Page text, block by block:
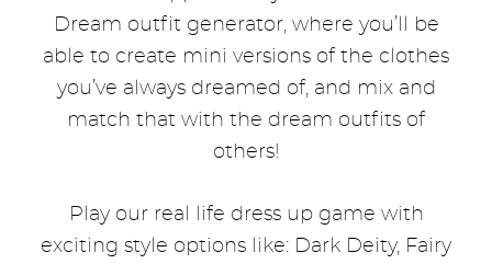
Dream outfit generator, where you’ll be
able to create mini versions of the clothes
you’ve always dreamed of, and mix and
match that with the dream outfits of
others!
Play our real life dress up game with
exciting style options like: Dark Deity, Fairy